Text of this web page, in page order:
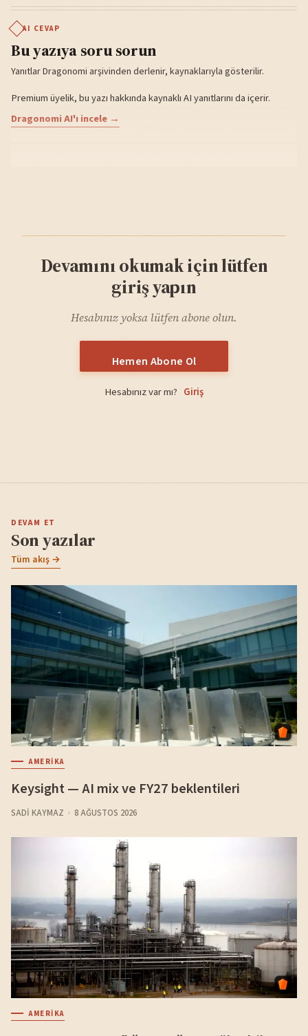
AI CEVAP
Bu yazıya soru sorun
Yanıtlar Dragonomi arşivinden derlenir, kaynaklarıyla gösterilir.
Premium üyelik, bu yazı hakkında kaynaklı AI yanıtlarını da içerir.
Dragonomi AI'ı incele →
Devamını okumak için lütfen
giriş yapın
Hesabınız yoksa lütfen abone olun.
Hemen Abone Ol
Hesabınız var mı? Giriş
DEVAM ET
Son yazılar
Tüm akış →
AMERIKA
Keysight — AI mix ve FY27 beklentileri
SADI KAYMAZ 8 AĞUSTOS 2026
AMERIKA